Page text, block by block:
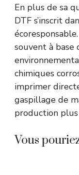
En plus de sa
DTF s’inscrit
souvent à base
chimiques
imprimer
gaspillage de
production
Vous